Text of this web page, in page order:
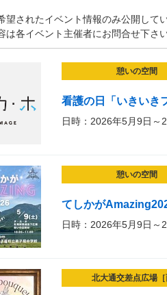
望されたイベント情報のみ公開してい
は各イベント主催者にお問合せ下さい
憩いの空間
看護の日「いきいき
日時：2026年5月9日～
憩いの空間
てしかが
日時：2026年5月9日～
北大通交差点広場［